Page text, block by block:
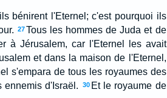
bénirent l'Eternel; c'est pourquoi ils
27Tous les hommes de Juda et de
à Jérusalem, car l'Eternel les avait
et dans la maison de l'Eternel,
s'empara de tous les royaumes des
ennemis d'Israël.
30 Et le royaume de